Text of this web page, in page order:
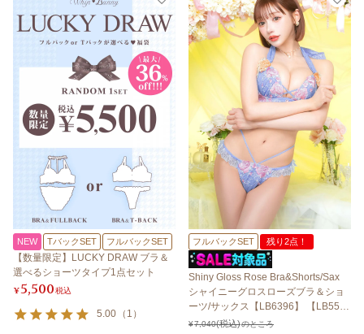
NEW TバックSET フルバックSET
【数量限定】LUCKY DRAW ブラ＆
選べるショーツタイプ1点セット
¥5,500税込
5.00 （ 1 ）
フルバックSET 残り2点！
Shiny Gloss Rose Bra&Shorts/Sax
シャイニーグロスローズブラ＆ショ
ーツ/サックス【LB6396】 【LB550
0】
¥7,040 のところ